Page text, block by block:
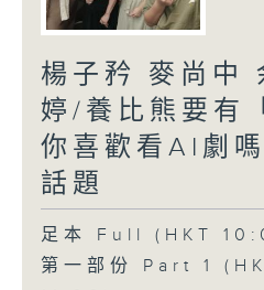
楊子矜 麥尚中
婷/養比熊要有
你喜歡看AI劇
話題
足本 Full (HKT
第一部份 Part 1